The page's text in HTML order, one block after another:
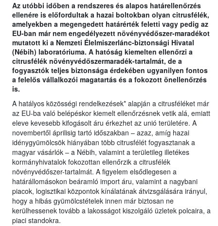
Az utóbbi időben a rendszeres és alapos határellenőrzés
ellenére is előfordultak a hazai boltokban olyan citrusfélék,
amelyekben a megengedett határérték feletti vagy pedig az
EU-ban már nem engedélyezett növényvédőszer-maradékot
mutatott ki a Nemzeti Élelmiszerlánc-biztonsági Hivatal
(Nébih) laboratóriuma. A hatóság kiemelten ellenőrzi a
citrusfélék növényvédőszermaradék-tartalmát, de a
fogyasztók teljes biztonsága érdekében ugyanilyen fontos
a felelős vállalkozói magatartás és a fokozott önellenőrzés
is.
A hatályos közösségi rendelkezések* alapján a citrusféléket már
az EU-ba való belépéskor kiemelt ellenőrzésnek vetik alá, emiatt
eleve kevesebb kifogásolt áru érkezhet az unió területére. A
novembertől áprilisig tartó időszakban – azaz, amíg hazai
idénygyümölcsök hiányában több citrusfélét fogyasztanak a
magyar vásárlók – a Nébih, valamint a területileg illetékes
kormányhivatalok fokozottan ellenőrzik a citrusfélék
növényvédőszer-tartalmát. A figyelem elsődlegesen a
határállomásokon beáramló import áru, valamint a nagybani
piacok, logisztikai központok kínálatának átvizsgálására irányul,
hogy a hibás gyümölcstételek innen már biztosan ne
kerülhessenek tovább a lakosságot kiszolgáló üzletek polcaira, a
piaci standokra.